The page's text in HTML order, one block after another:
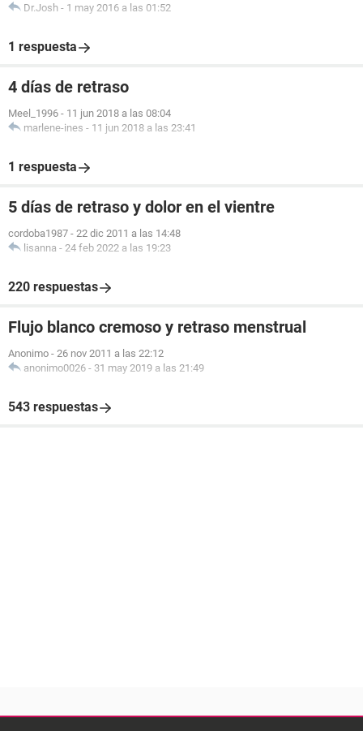
Dr.Josh - 1 may 2016 a las 01:52
1 respuesta
4 días de retraso
Meel_1996 - 11 jun 2018 a las 08:04
marlene-ines - 11 jun 2018 a las 23:41
1 respuesta
5 días de retraso y dolor en el vientre
cordoba1987 - 22 dic 2011 a las 14:48
lisanna - 24 feb 2022 a las 19:23
220 respuestas
Flujo blanco cremoso y retraso menstrual
Anonimo - 26 nov 2011 a las 22:12
anonimo0026 - 31 may 2019 a las 21:49
543 respuestas